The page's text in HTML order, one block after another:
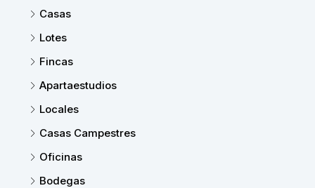
Casas
Lotes
Fincas
Apartaestudios
Locales
Casas Campestres
Oficinas
Bodegas